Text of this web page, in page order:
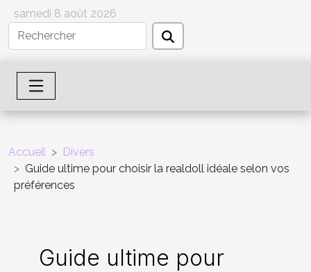
samedi 8 août 2026
Accueil
Divers
Guide ultime pour choisir la realdoll idéale selon vos
préférences
Guide ultime pour